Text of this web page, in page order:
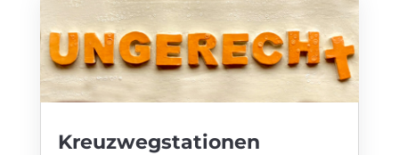
Kreuzwegstationen